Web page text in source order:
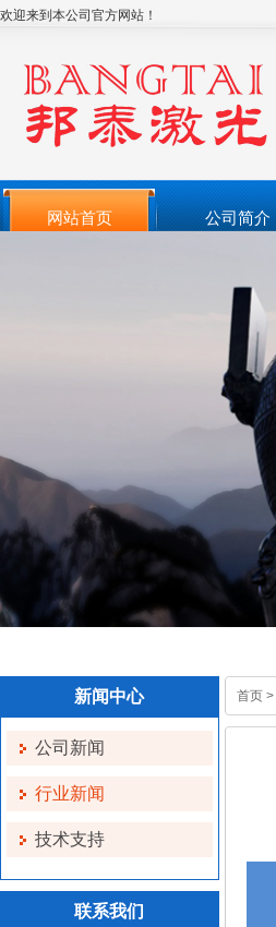
欢迎来到本公司官方网站！
网站首页 公司简介
新闻中心
公司新闻
行业新闻
技术支持
联系我们
首页 >